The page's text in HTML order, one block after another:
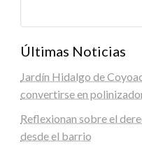
Últimas Noticias
Jardín Hidalgo de
convertirse en
Reflexionan sobre el
desde el barrio